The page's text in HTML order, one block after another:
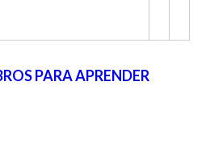
PARA APRENDER